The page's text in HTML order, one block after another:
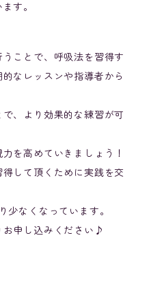
す。
ことで、呼吸法を習得す
なレッスンや指導者から
、より効果的な練習が可
を高めていきましょう！
して頂くために実践を交
少なくなっています。
お申し込みください♪